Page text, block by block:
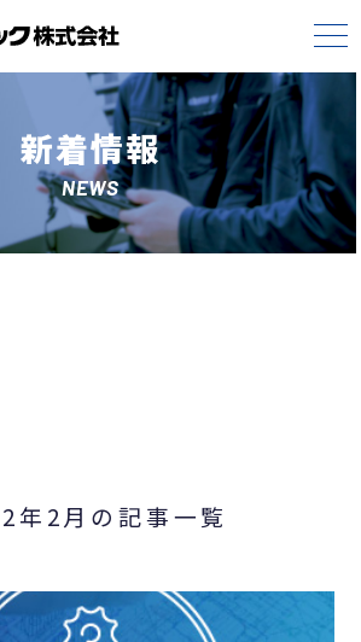
新着情報
NEWS
年2月の記事一覧